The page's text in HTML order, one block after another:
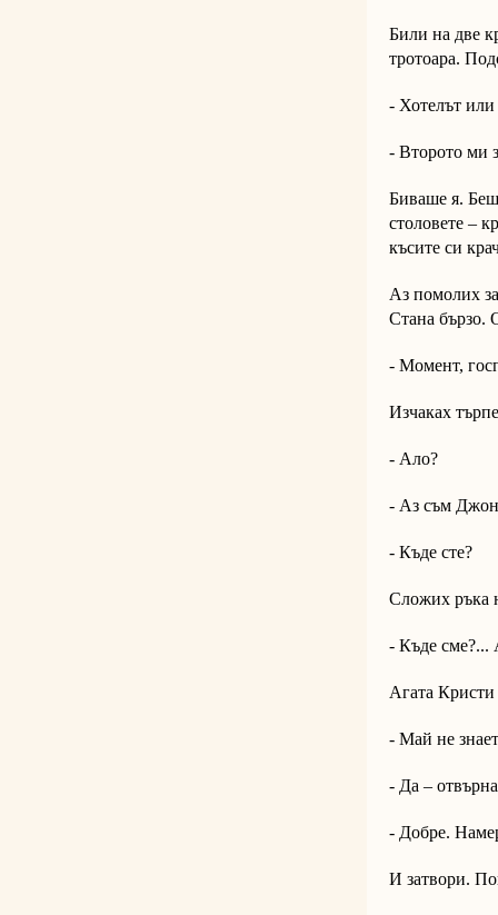
Били на две
тротоара.
- Хотелът или
- Второто ми
Биваше я.
столовете –
късите си
Аз помолих
Стана бързо.
- Момент,
Изчаках
- Ало?
- Аз съм Джон
- Къде сте?
Сложих ръка
- Къде сме?...
Агата Кристи
- Май не
- Да –
- Добре.
И затвори.